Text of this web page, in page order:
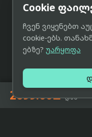
2699.00₾-დან
Cookie
ჩვენ ვიყენებთ
cookie-ებს.
ებზე? უარყოფა